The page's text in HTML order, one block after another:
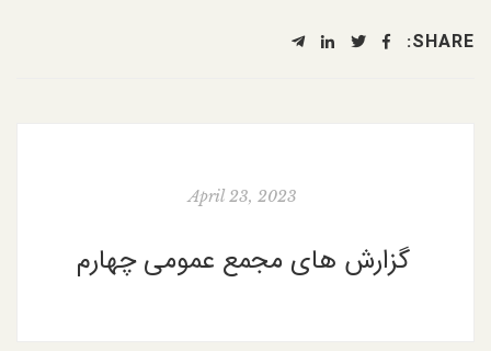
SHARE:
April 23, 2023
گزارش های مجمع عمومی چهارم